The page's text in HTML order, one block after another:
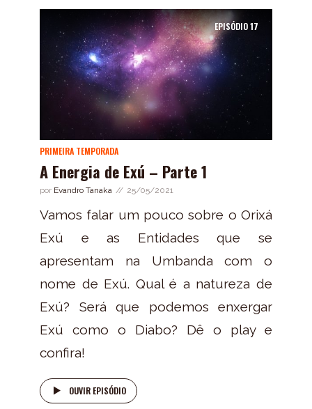
EPISÓDIO17
PRIMEIRA TEMPORADA
A Energia de Exú – Parte 1
por Evandro Tanaka 25/05/2021
Vamos falar um pouco sobre o Orixá
Exú e as Entidades que se
apresentam na Umbanda com o
nome de Exú. Qual é a natureza de
Exú? Será que podemos enxergar
Exú como o Diabo? Dê o play e
confira!
OUVIR EPISÓDIO